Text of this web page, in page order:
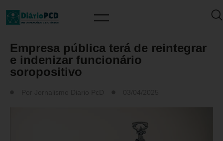
Empresa pública terá de reintegrar
e indenizar funcionário
soropositivo